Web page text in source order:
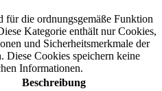
für die ordnungsgemäße Funktion
Kategorie enthält nur Cookies,
und Sicherheitsmerkmale der
Diese Cookies speichern keine
Informationen.
Beschreibung